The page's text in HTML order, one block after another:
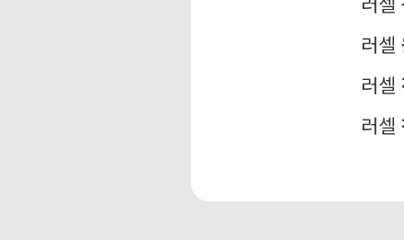
러셀
러셀
러셀